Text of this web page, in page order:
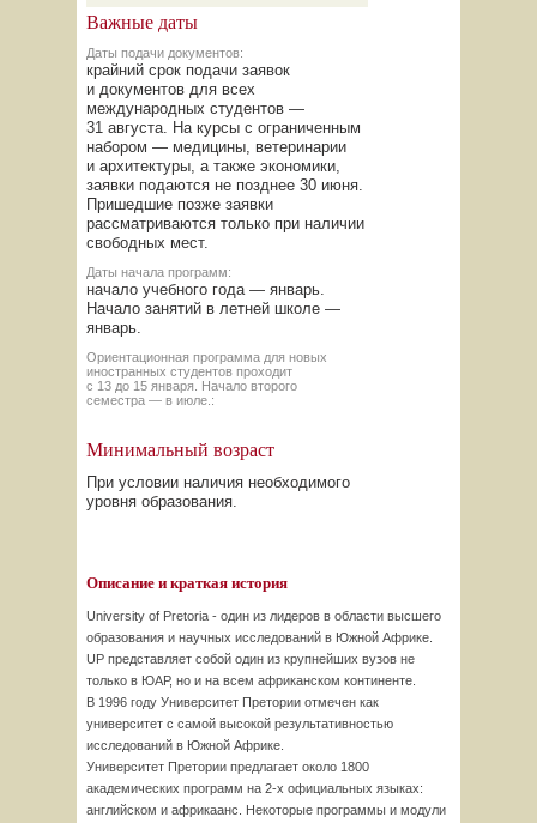
Важные даты
Даты подачи документов:
крайний срок подачи заявок
и документов для всех
международных студентов —
31 августа. На курсы с ограниченным
набором — медицины, ветеринарии
и архитектуры, а также экономики,
заявки подаются не позднее 30 июня.
Пришедшие позже заявки
рассматриваются только при наличии
свободных мест.
Даты начала программ:
начало учебного года — январь.
Начало занятий в летней школе —
январь.
Ориентационная программа для новых
иностранных студентов проходит
с 13 до 15 января. Начало второго
семестра — в июле.:
Минимальный возраст
При условии наличия необходимого
уровня образования.
Описание и краткая история
University of Pretoria - один из лидеров в области высшего
образования и научных исследований в Южной Африке.
UP представляет собой один из крупнейших вузов не
только в ЮАР, но и на всем африканском континенте.
В 1996 году Университет Претории отмечен как
университет с самой высокой результативностью
исследований в Южной Африке.
Университет Претории предлагает около 1800
академических программ на 2-х официальных языках:
английском и африкаанс. Некоторые программы и модули